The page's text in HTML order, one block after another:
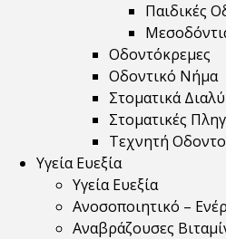
Παιδικές
Οδοντόκρεμες
Οδοντικό Νήμα
Στοματικά
Στοματικές
Τεχνητή
Υγεία Ευεξία
Υγεία Ευεξία
Ανοσοποιητικό –
Αναβράζουσες